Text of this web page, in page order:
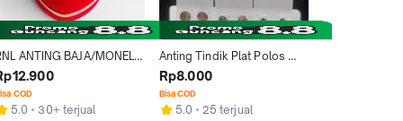
ANTING BAJA/MONEL
JURAI TIDAK
DAN TIDAK GATAL
COD
5.0
30+ terjual
Anting Tindik Plat Polos
Monel Tidak Luntur Bintang
Bulat Hati 1 Pasang untuk
Tampilan Elegan dan Tahan
Rp8.000
Bisa COD
5.0
25 terjual